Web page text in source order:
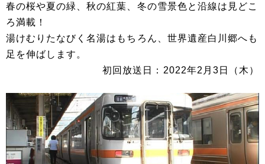
春の桜や夏の緑、秋の紅葉、冬の雪景色と沿線は見どこ
ろ満載！
湯けむりたなびく名湯はもちろん、世界遺産白川郷へも
足を伸ばします。
初回放送日：2022年2月3日（木）